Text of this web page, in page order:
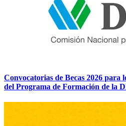
Convocatorias de Becas 2026 para
del Programa de Formación de la